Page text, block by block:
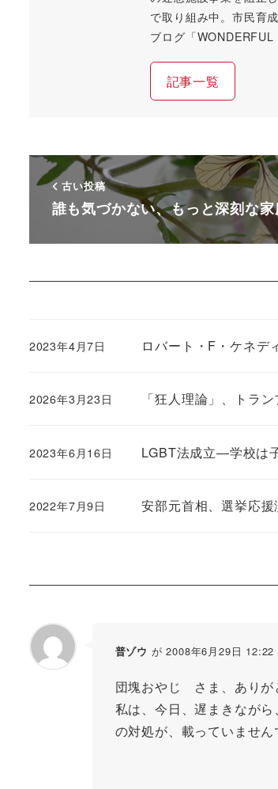
で取り組み中。市民育
ブログ「
記事一覧
古い投稿
誰も気づかない、もっと深刻な
ロバート・F・ケネデ
2023年4月7日
「狂人理論」、トラ
2026年3月23日
LGBT法成立―学校は
2023年6月16日
安部元首相、選挙応
2022年7月9日
普ゾウ が 2008年6月29日 12:22
団塊おやじ さま、ありが
私は、今日、遅まきなが
の対処が、載っていませ